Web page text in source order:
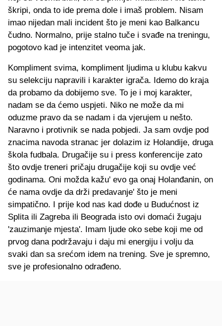
škripi, onda to ide prema dole i imaš problem. Nisam
imao nijedan mali incident što je meni kao Balkancu
čudno. Normalno, prije stalno tuče i svađe na treningu,
pogotovo kad je intenzitet veoma jak.
Kompliment svima, kompliment ljudima u klubu kakvu
su selekciju napravili i karakter igrača. Idemo do kraja
da probamo da dobijemo sve. To je i moj karakter,
nadam se da ćemo uspjeti. Niko ne može da mi
oduzme pravo da se nadam i da vjerujem u nešto.
Naravno i protivnik se nada pobjedi. Ja sam ovdje pod
znacima navoda stranac jer dolazim iz Holandije, druga
škola fudbala. Drugačije su i press konferencije zato
što ovdje treneri pričaju drugačije koji su ovdje već
godinama. Oni možda kažu' evo ga onaj Holanđanin, on
će nama ovdje da drži predavanje' što je meni
simpatično. I prije kod nas kad dođe u Budućnost iz
Splita ili Zagreba ili Beograda isto ovi domaći žugaju
'zauzimanje mjesta'. Imam ljude oko sebe koji me od
prvog dana podržavaju i daju mi energiju i volju da
svaki dan sa srećom idem na trening. Sve je spremno,
sve je profesionalno odrađeno.